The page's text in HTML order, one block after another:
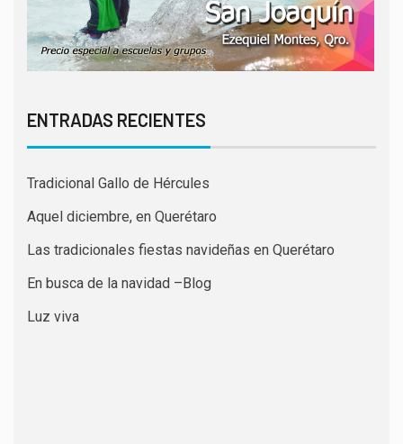
ENTRADAS RECIENTES
Tradicional Gallo de Hércules
Aquel diciembre, en Querétaro
Las tradicionales fiestas navideñas en Querétaro
En busca de la navidad –Blog
Luz viva